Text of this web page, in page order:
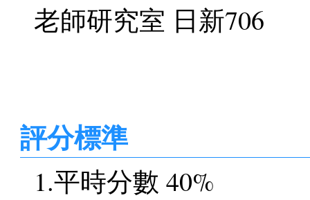
老師研究室 日新706
評分標準
1.平時分數 40%